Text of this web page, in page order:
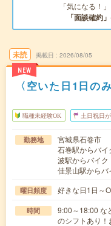
「気になる！
「面談確約」
未読
NEW
掲載日 2026/08/05
〈空いた日1日の
職種未経験OK 土日祝日
勤務地
宮城県石巻市
石巻駅からバ
波駅からバイク
佳景山駅から
曜日頻度 好きな日1日～
時間
9:00～18:00
のシフトあり